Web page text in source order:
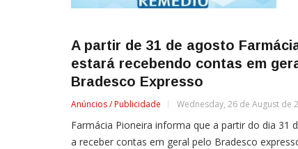
A partir de 31 de agosto
estará recebendo contas em
Bradesco Expresso
Anúncios / Publicidade Wednesday, 26 de August de
Farmácia Pioneira informa que a partir do dia 31
a receber contas em geral pelo Bradesco